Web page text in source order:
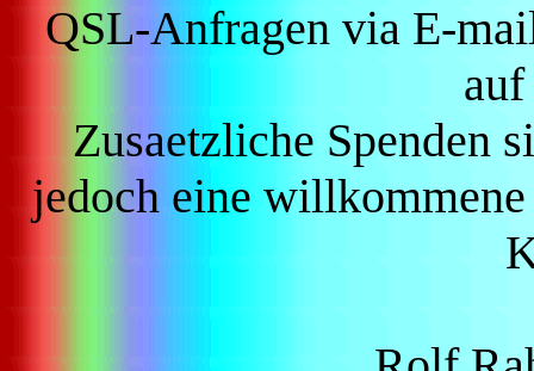
QSL-Anfragen via E-
Zusaetzliche Spenden
jedoch eine